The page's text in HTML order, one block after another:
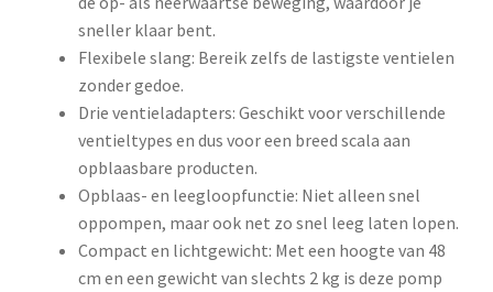
sneller klaar bent.
Flexibele slang: Bereik zelfs de lastigste ventielen
zonder gedoe.
Drie ventieladapters: Geschikt voor verschillende
ventieltypes en dus voor een breed scala aan
opblaasbare producten.
Opblaas- en leegloopfunctie: Niet alleen snel
oppompen, maar ook net zo snel leeg laten lopen.
Compact en lichtgewicht: Met een hoogte van 48
cm en een gewicht van slechts 2 kg is deze pomp